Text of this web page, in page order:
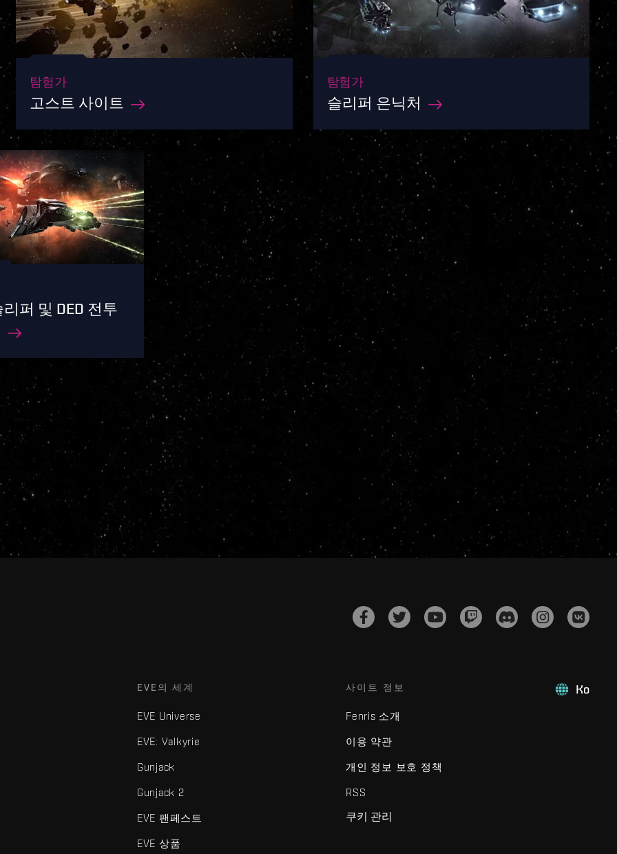
탐험가
고스트 사이트
탐험가
슬리퍼 은닉처
퍼 및 DED 전투
Ko
EVE의 세계
EVE Universe
EVE: Valkyrie
Gunjack
Gunjack 2
EVE 팬페스트
EVE 상품
사이트 정보
Fenris 소개
이용 약관
개인 정보 보호 정책
RSS
쿠키 관리